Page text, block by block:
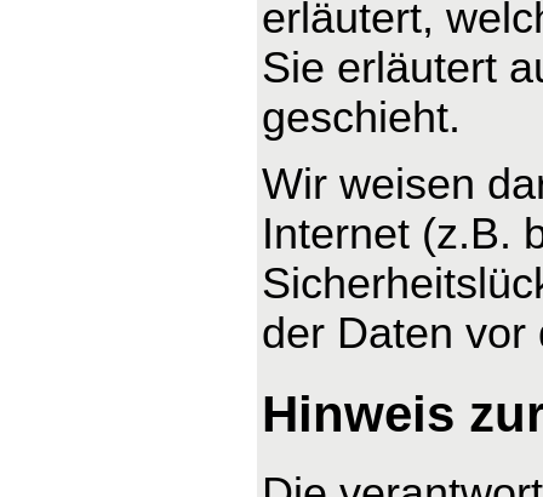
erläutert,
Sie erläutert
geschieht.
Wir weisen
Internet (z.B.
der Daten vor
Hinweis